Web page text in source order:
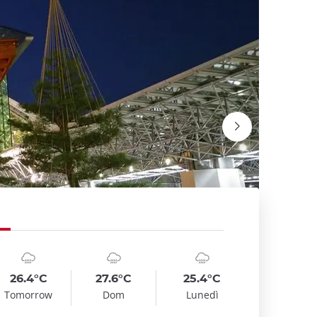
26.4°C
Tomorrow
cloudy_rainy
27.6°C
Dom
cloudy_rainy
25.4°C
Lunedì